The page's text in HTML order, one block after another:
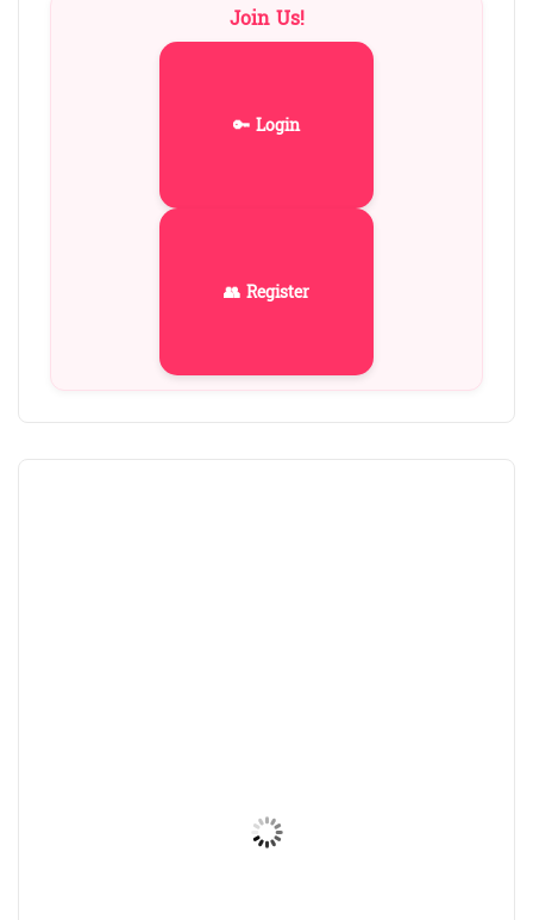
Join Us!
🔑 Login
👥 Register